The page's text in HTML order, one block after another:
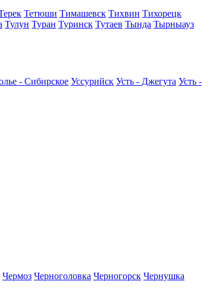
Тетюши Тимашевск Тихвин Тихорецк
Тулун Туран Туринск Тутаев Тында Тырныауз
- Сибирское Уссурийск Усть - Джегута Усть -
Чермоз Черноголовка Черногорск Чернушка